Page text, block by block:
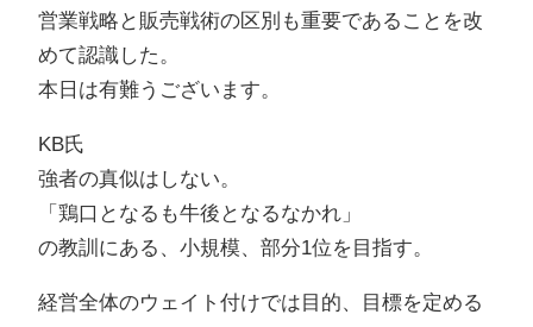
営業戦略と販売戦術の区別も重要であることを改
めて認識した。
本日は有難うございます。
KB氏
強者の真似はしない。
「鶏口となるも牛後となるなかれ」
の教訓にある、小規模、部分1位を目指す。
経営全体のウェイト付けでは目的、目標を定める